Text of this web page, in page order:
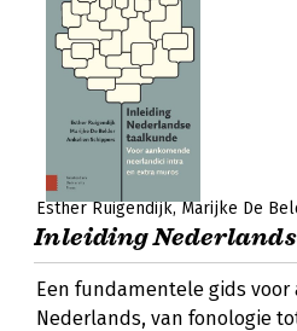
Esther Ruigendijk Marijke De
Inleiding
Een fundamentele gids
Nederlands, van fonologie